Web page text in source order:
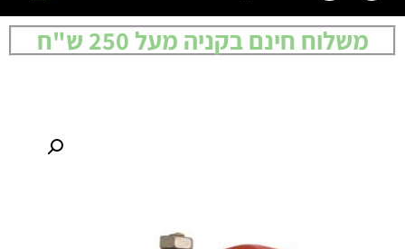
משלוח חינם בקניה מעל 250 ש"ח